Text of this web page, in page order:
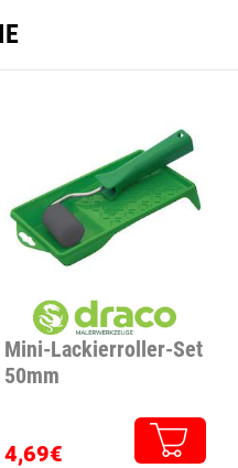
Mini-Lackierroller-Set
50mm
4,69€